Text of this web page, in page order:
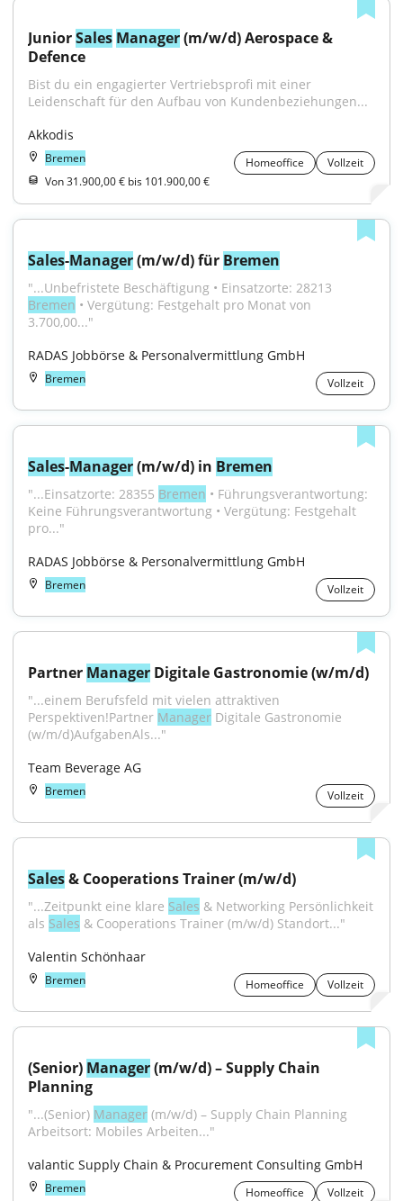
Junior Sales Manager (m/w/d) Aerospace &
Defence
Bist du ein engagierter Vertriebsprofi mit einer
Leidenschaft für den Aufbau von Kundenbeziehungen...
Akkodis
Bremen Homeoffice
Vollzeit
Von 31.900,00 € bis 101.900,00 €
Sales-Manager (m/w/d) für Bremen
Bremen • Vergütung: Festgehalt pro Monat von
3.700,00..."
RADAS Jobbörse & Personalvermittlung GmbH
Bremen Vollzeit
Sales-Manager (m/w/d) in Bremen
"...Einsatzorte: 28355 Bremen • Führungsverantwortung:
Keine Führungsverantwortung • Vergütung: Festgehalt
pro..."
RADAS Jobbörse & Personalvermittlung GmbH
Bremen Vollzeit
Partner Manager Digitale Gastronomie (w/m/d)
"...einem Berufsfeld mit vielen attraktiven
Perspektiven!Partner Manager Digitale Gastronomie
(w/m/d)AufgabenAls..."
Team Beverage AG
Bremen Vollzeit
Sales & Cooperations Trainer (m/w/d)
"...Zeitpunkt eine klare Sales & Networking Persönlichkeit
als Sales & Cooperations Trainer (m/w/d) Standort..."
Valentin Schönhaar
Bremen Homeoffice Vollzeit
(Senior) Manager (m/w/d) – Supply Chain
Planning
"...(Senior) Manager (m/w/d) – Supply Chain Planning
Arbeitsort: Mobiles Arbeiten..."
valantic Supply Chain & Procurement Consulting GmbH
Bremen Homeoffice Vollzeit